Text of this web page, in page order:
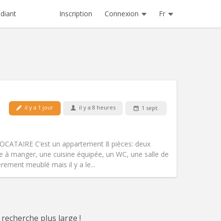
Inscription Connexion Fr
il y a 1 jour il y a 8 heures 1 sept.
C’est un appartement 8 pièces: deux
manger, une cuisine équipée, un WC, une salle de
meublé mais il y a le...
Autre
Atmosphère:Studieuse, calme
Animaux de compagnie:
plus large !